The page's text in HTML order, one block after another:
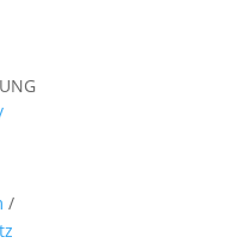
/